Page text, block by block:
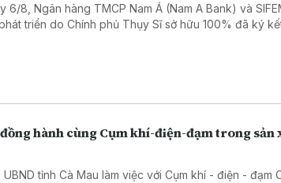
6/8, Ngân hàng TMCP Nam Á (Nam A Bank) và
triển do Chính phủ Thụy Sĩ sở hữu 100% đã ký
đồng hành cùng Cụm khí-điện-đạm trong sản
UBND tỉnh Cà Mau làm việc với Cụm khí - điện - đạm